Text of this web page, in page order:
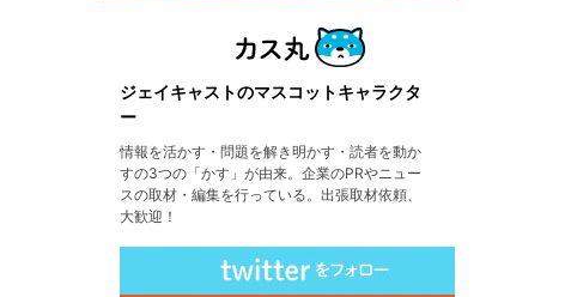
ジェイキャストのマスコットキャラクタ
ー
情報を活かす・問題を解き明かす・読者を動か
すの3つの「かす」が由来。企業のPRやニュー
スの取材・編集を行っている。出張取材依頼、
大歓迎！